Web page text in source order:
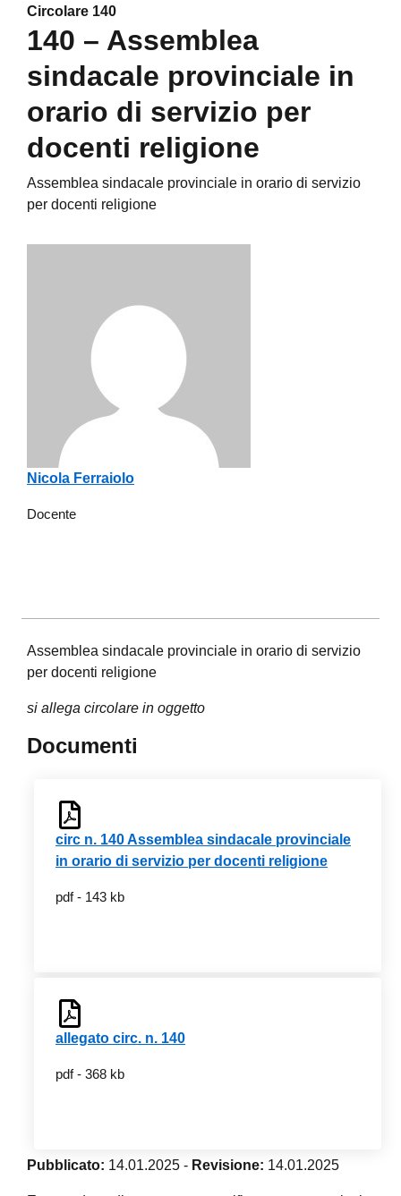
Circolare 140
140 – Assemblea
sindacale provinciale in
orario di servizio per
docenti religione
Assemblea sindacale provinciale in orario di servizio
per docenti religione
Nicola Ferraiolo
Docente
Assemblea sindacale provinciale in orario di servizio
per docenti religione
si allega circolare in oggetto
Documenti
circ n. 140 Assemblea sindacale provinciale
in orario di servizio per docenti religione
pdf - 143 kb
allegato circ. n. 140
pdf - 368 kb
Pubblicato: 14.01.2025 - Revisione: 14.01.2025